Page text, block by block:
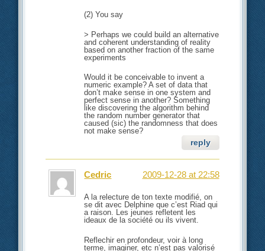
(2) You say
> Perhaps we could build an alternative
and coherent understanding of reality
based on another fraction of the same
experiments
Would it be conceivable to invent a
numeric example? A set of data that
don’t make sense in one system and
perfect sense in another? Something
like discovering the algorithm behind
the random number generator that
caused (sic) the randomness that does
not make sense?
reply
Cedric 2009-12-28 at 22:58
A la relecture de ton texte modifié, on
se dit avec Delphine que c’est Riad qui
a raison. Les jeunes refletent les
ideaux de la société ou ils vivent.
Reflechir en profondeur, voir à long
terme, imaginer, etc n’est pas valorisé